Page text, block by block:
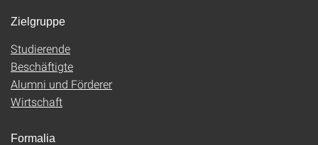
Zielgruppe
Studierende
Beschäftigte
Alumni und Förderer
Wirtschaft
Formalia